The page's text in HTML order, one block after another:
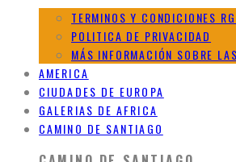
TERMINOS Y CONDICIONES
POLITICA DE PRIVACIDAD
MÁS INFORMACIÓN SOBRE
AMERICA
CIUDADES DE EUROPA
GALERIAS DE AFRICA
CAMINO DE SANTIAGO